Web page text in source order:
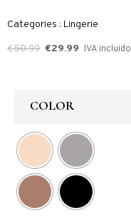
Categories : Lingerie
€50.99 €29.99 IVA incluido
COLOR